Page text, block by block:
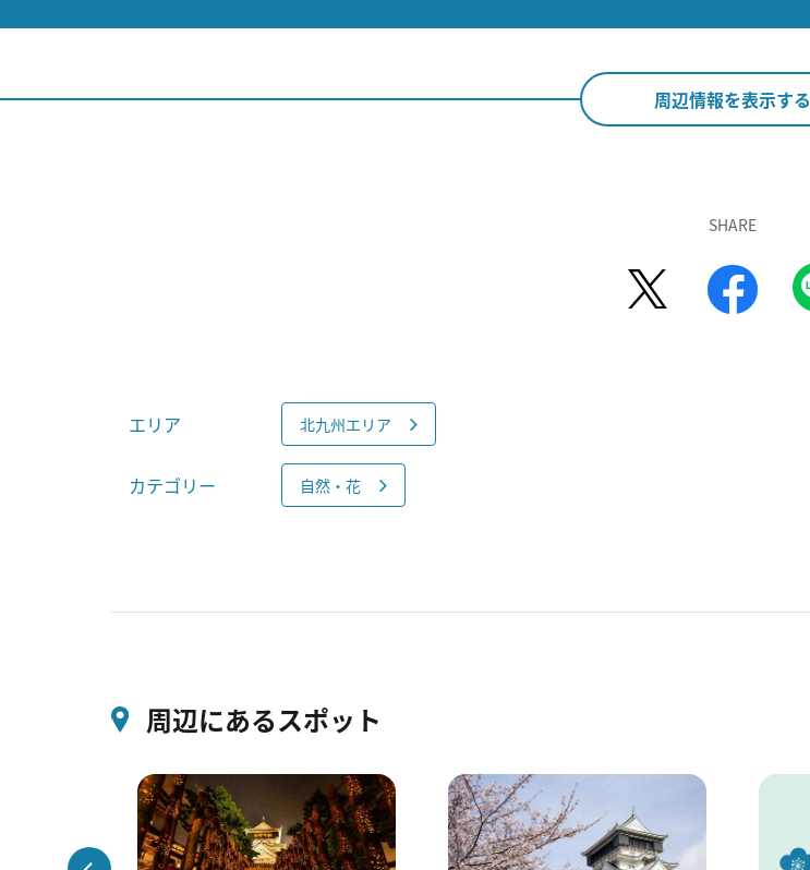
周辺情報を表示する
SHARE
エリア 北九州エリア
カテゴリー 自然・花
周辺にあるスポット